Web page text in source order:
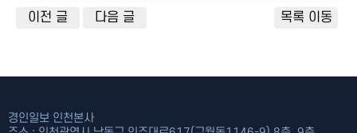
이전 글 다음 글 목록 이동
경인일보 인천본사